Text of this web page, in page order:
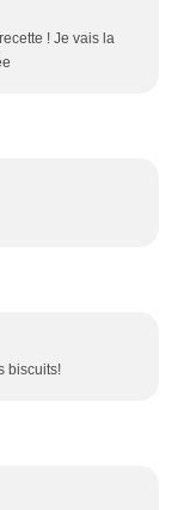
! Je vais la
biscuits!